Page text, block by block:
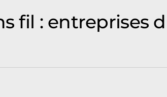
fil : entreprises